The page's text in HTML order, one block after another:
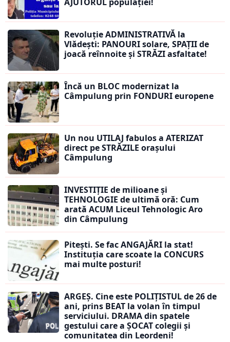
Revoluție ADMINISTRATIVĂ la
Vlădești: PANOURI solare, SPAȚII de
joacă reînnoite și STRĂZI asfaltate!
Încă un BLOC modernizat la
Câmpulung prin FONDURI europene
Un nou UTILAJ fabulos a ATERIZAT
direct pe STRĂZILE orașului
Câmpulung
INVESTIȚIE de milioane și
TEHNOLOGIE de ultimă oră: Cum
arată ACUM Liceul Tehnologic Aro
din Câmpulung
Pitești. Se fac ANGAJĂRI la stat!
Instituția care scoate la CONCURS
mai multe posturi!
ARGEȘ. Cine este POLIȚISTUL de 26 de
ani, prins BEAT la volan în timpul
serviciului. DRAMA din spatele
gestului care a ȘOCAT colegii și
comunitatea din Leordeni!